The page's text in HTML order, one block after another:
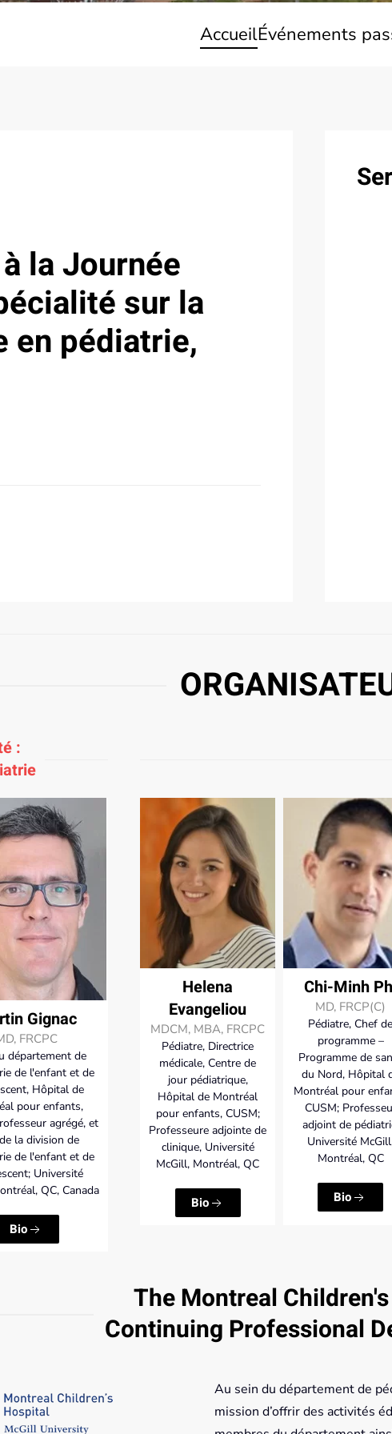
AccueilÉvénements
la Journée
sur la
en pédiatrie,
:
Gignac
FRCPC
département de
de l'enfant et de
Hôpital de
pour enfants,
agrégé, et
la division de
de l'enfant et de
Université
QC, Canada
Bio
Helena
Evangeliou
MDCM, MBA, FRCPC
Pédiatre, Directrice
médicale, Centre de
jour pédiatrique,
Hôpital de Montréal
pour enfants, CUSM;
Professeure adjointe de
clinique, Université
McGill, Montréal, QC
Bio
Chi-Minh
MD, FRCP(C)
Pédiatre, Chef de
programme –
Programme de
du Nord, Hôpital
Montréal pour
CUSM;
adjoint de
Université
Montréal, QC
Bio
The Montreal
Continuing Professional
Au sein du département de
mission d’offrir des activités